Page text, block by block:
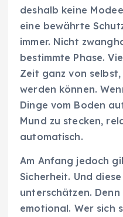
deshalb keine
eine bewährte
immer. Nicht
bestimmte Phase.
Zeit ganz von
werden können.
Dinge vom Boden
Mund zu stecken,
automatisch.
Am Anfang jedoch
Sicherheit. Und
unterschätzen.
emotional. Wer sich